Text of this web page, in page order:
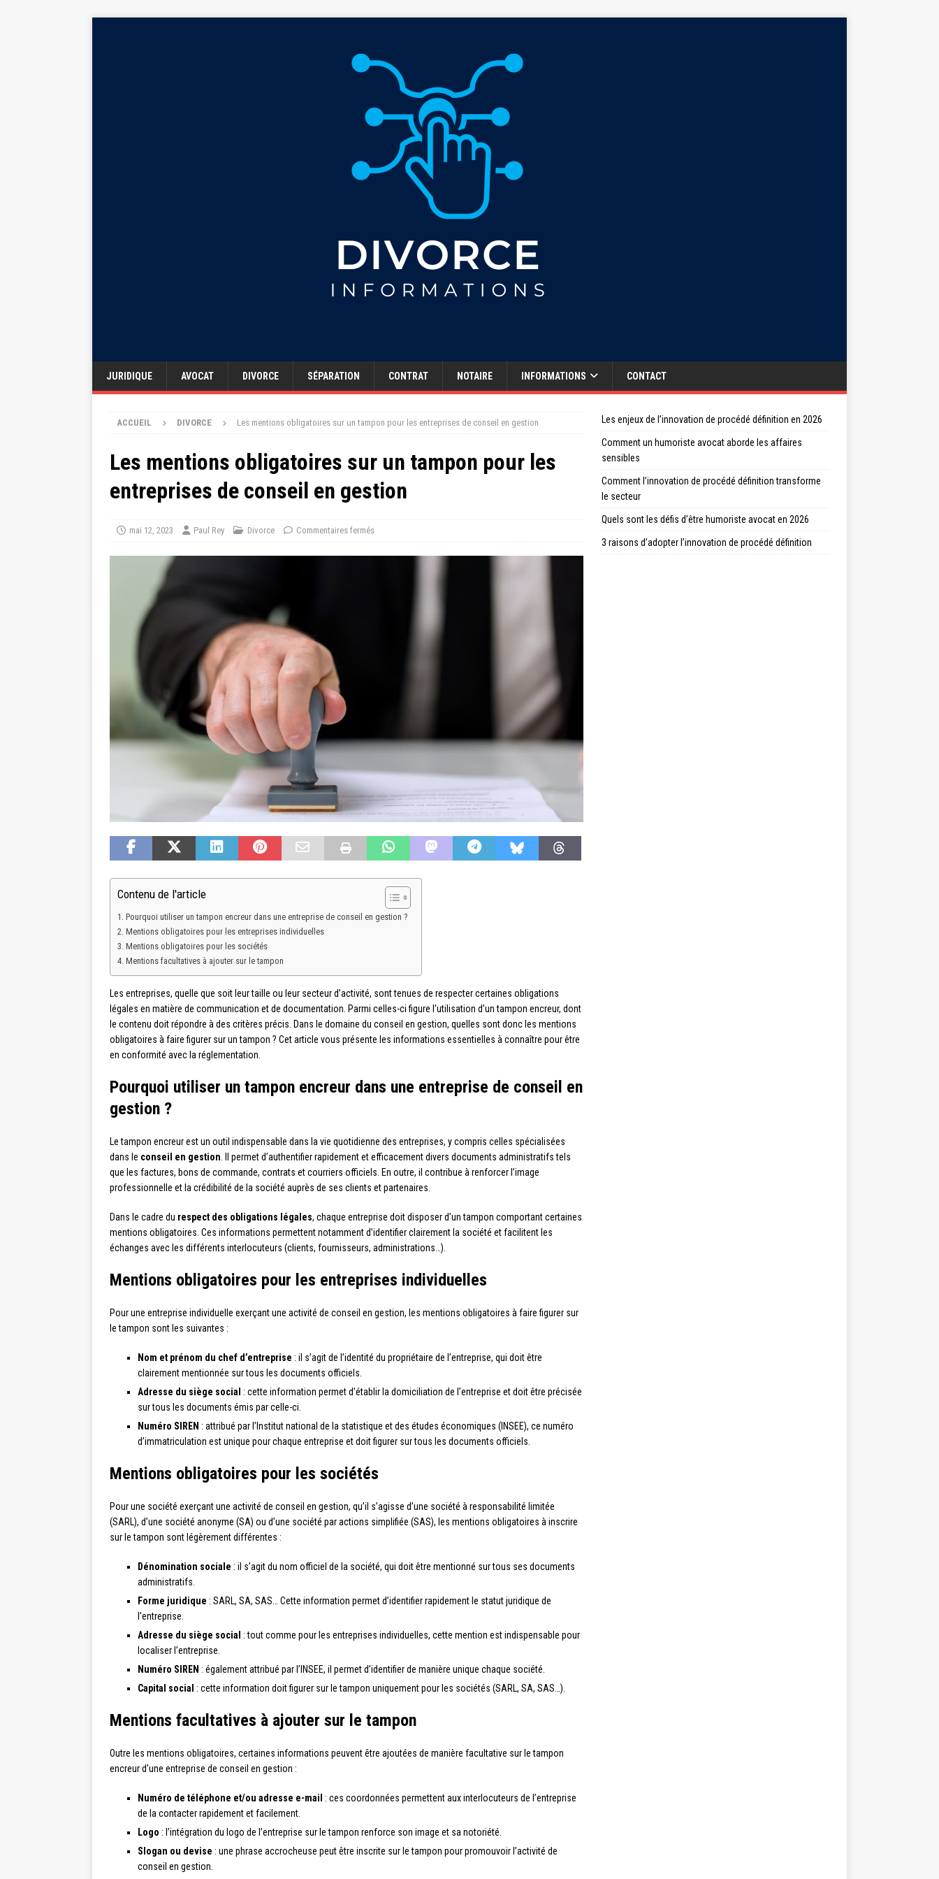
JURIDIQUE AVOCAT DIVORCE SÉPARATION CONTRAT NOTAIRE INFORMATIONS CONTACT
ACCUEIL DIVORCE Les mentions obligatoires sur un tampon pour les entreprises de conseil en gestion
Les mentions obligatoires sur un tampon pour les
entreprises de conseil en gestion
mai 12, 2023 Paul Rey Divorce Commentaires fermés
Contenu de l'article
Pourquoi utiliser un tampon encreur dans une entreprise de conseil en gestion ?
Mentions obligatoires pour les entreprises individuelles
Mentions obligatoires pour les sociétés
Mentions facultatives à ajouter sur le tampon
Les entreprises, quelle que soit leur taille ou leur secteur d’activité, sont tenues de respecter certaines obligations
légales en matière de communication et de documentation. Parmi celles-ci figure l’utilisation d’un tampon encreur, dont
le contenu doit répondre à des critères précis. Dans le domaine du conseil en gestion, quelles sont donc les mentions
obligatoires à faire figurer sur un tampon ? Cet article vous présente les informations essentielles à connaître pour être
en conformité avec la réglementation.
Pourquoi utiliser un tampon encreur dans une entreprise de conseil en
gestion ?
Le tampon encreur est un outil indispensable dans la vie quotidienne des entreprises, y compris celles spécialisées
dans le conseil en gestion . Il permet d’authentifier rapidement et efficacement divers documents administratifs tels
que les factures, bons de commande, contrats et courriers officiels. En outre, il contribue à renforcer l’image
professionnelle et la crédibilité de la société auprès de ses clients et partenaires.
Dans le cadre du respect des obligations légales, chaque entreprise doit disposer d’un tampon comportant certaines
mentions obligatoires. Ces informations permettent notamment d’identifier clairement la société et facilitent les
échanges avec les différents interlocuteurs (clients, fournisseurs, administrations…).
Mentions obligatoires pour les entreprises individuelles
Pour une entreprise individuelle exerçant une activité de conseil en gestion, les mentions obligatoires à faire figurer sur
le tampon sont les suivantes :
Nom et prénom du chef d’entreprise : il s’agit de l’identité du propriétaire de l’entreprise, qui doit être
clairement mentionnée sur tous les documents officiels.
Adresse du siège social : cette information permet d’établir la domiciliation de l’entreprise et doit être précisée
sur tous les documents émis par celle-ci.
Numéro SIREN : attribué par l’Institut national de la statistique et des études économiques (INSEE), ce numéro
d’immatriculation est unique pour chaque entreprise et doit figurer sur tous les documents officiels.
Mentions obligatoires pour les sociétés
Pour une société exerçant une activité de conseil en gestion, qu’il s’agisse d’une société à responsabilité limitée
(SARL), d’une société anonyme (SA) ou d’une société par actions simplifiée (SAS), les mentions obligatoires à inscrire
sur le tampon sont légèrement différentes :
Dénomination sociale : il s’agit du nom officiel de la société, qui doit être mentionné sur tous ses documents
administratifs.
Forme juridique : SARL, SA, SAS… Cette information permet d’identifier rapidement le statut juridique de
l’entreprise.
Adresse du siège social : tout comme pour les entreprises individuelles, cette mention est indispensable pour
localiser l’entreprise.
Numéro SIREN : également attribué par l’INSEE, il permet d’identifier de manière unique chaque société.
Capital social : cette information doit figurer sur le tampon uniquement pour les sociétés (SARL, SA, SAS…).
Mentions facultatives à ajouter sur le tampon
Outre les mentions obligatoires, certaines informations peuvent être ajoutées de manière facultative sur le tampon
encreur d’une entreprise de conseil en gestion :
Numéro de téléphone et/ou adresse e-mail : ces coordonnées permettent aux interlocuteurs de l’entreprise
de la contacter rapidement et facilement.
Logo : l’intégration du logo de l’entreprise sur le tampon renforce son image et sa notoriété.
Slogan ou devise : une phrase accrocheuse peut être inscrite sur le tampon pour promouvoir l’activité de
conseil en gestion.
Les enjeux de l’innovation de procédé définition en 2026
Comment un humoriste avocat aborde les affaires
sensibles
Comment l’innovation de procédé définition transforme
le secteur
Quels sont les défis d’être humoriste avocat en 2026
3 raisons d’adopter l’innovation de procédé définition